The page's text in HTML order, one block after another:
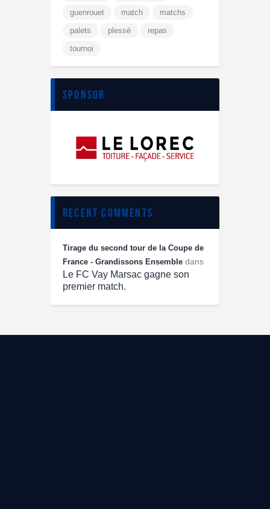
guenrouet
match
matchs
palets
plessé
repas
tournoi
sponsor
recent comments
Tirage du second tour de la Coupe de
France - Grandissons Ensemble dans
Le FC Vay Marsac gagne son
premier match.